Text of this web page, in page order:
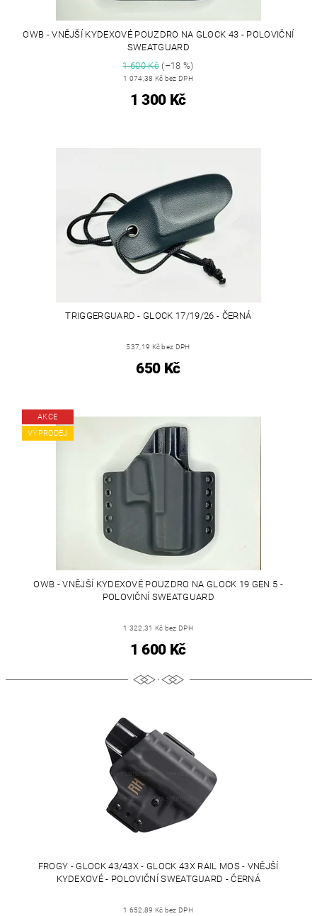
OWB - VNĚJŠÍ KYDEXOVÉ POUZDRO NA GLOCK 43 - POLOVIČNÍ
SWEATGUARD
1 600 Kč (–18 %)
1 074,38 Kč bez DPH
1 300 Kč
TRIGGERGUARD - GLOCK 17/19/26 - ČERNÁ
537,19 Kč bez DPH
650 Kč
AKCE
VÝPRODEJ
OWB - VNĚJŠÍ KYDEXOVÉ POUZDRO NA GLOCK 19 GEN 5 -
POLOVIČNÍ SWEATGUARD
1 322,31 Kč bez DPH
1 600 Kč
FROGY - GLOCK 43/43X - GLOCK 43X RAIL MOS - VNĚJŠÍ
KYDEXOVÉ - POLOVIČNÍ SWEATGUARD - ČERNÁ
1 652,89 Kč bez DPH